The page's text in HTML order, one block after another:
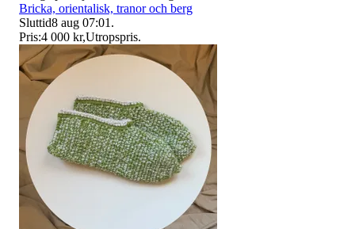
Bricka, orientalisk, tranor och berg
Sluttid8 aug 07:01 .
Pris:4 000 kr,Utropspris.